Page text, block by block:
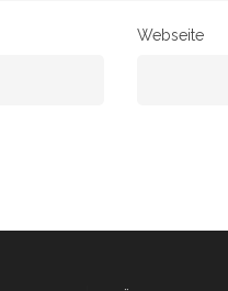
Webseite